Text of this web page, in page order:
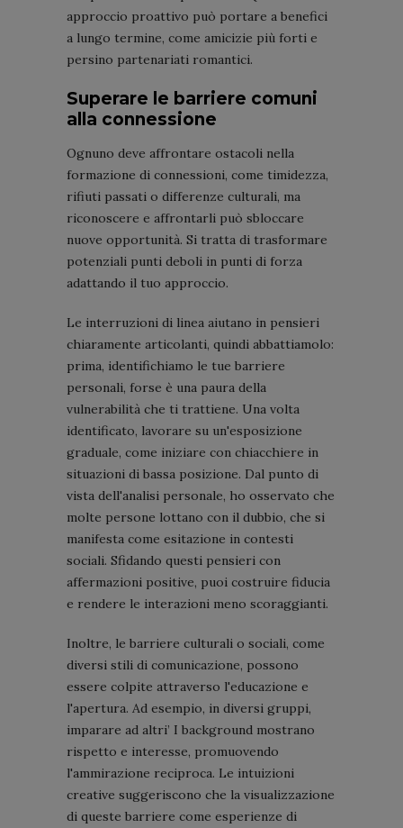
approccio proattivo può portare a benefici
a lungo termine, come amicizie più forti e
persino partenariati romantici.
Superare le barriere comuni
alla connessione
Ognuno deve affrontare ostacoli nella
formazione di connessioni, come timidezza,
rifiuti passati o differenze culturali, ma
riconoscere e affrontarli può sbloccare
nuove opportunità. Si tratta di trasformare
potenziali punti deboli in punti di forza
adattando il tuo approccio.
Le interruzioni di linea aiutano in pensieri
chiaramente articolanti, quindi abbattiamolo:
prima, identifichiamo le tue barriere
personali, forse è una paura della
vulnerabilità che ti trattiene. Una volta
identificato, lavorare su un'esposizione
graduale, come iniziare con chiacchiere in
situazioni di bassa posizione. Dal punto di
vista dell'analisi personale, ho osservato che
molte persone lottano con il dubbio, che si
manifesta come esitazione in contesti
sociali. Sfidando questi pensieri con
affermazioni positive, puoi costruire fiducia
e rendere le interazioni meno scoraggianti.
Inoltre, le barriere culturali o sociali, come
diversi stili di comunicazione, possono
essere colpite attraverso l'educazione e
l'apertura. Ad esempio, in diversi gruppi,
imparare ad altri’ I background mostrano
rispetto e interesse, promuovendo
l'ammirazione reciproca. Le intuizioni
creative suggeriscono che la visualizzazione
di queste barriere come esperienze di